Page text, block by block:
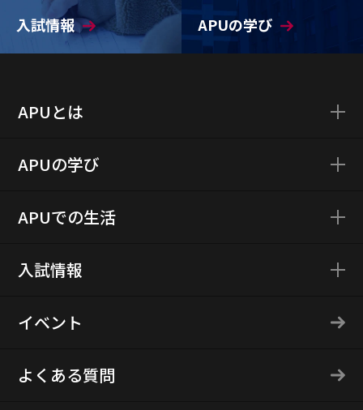
入試情報 APUの学び
APUとは
APUの学び
APUでの生活
入試情報
イベント
よくある質問